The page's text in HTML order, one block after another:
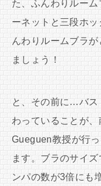
た、ふんわりルー
ーネットと三段ホ
んわりルームブラ
ましょう！
と、その前に…バス
わっていることが
Gueguen教授が行
ます。ブラのサイ
ンパの数が3倍にも